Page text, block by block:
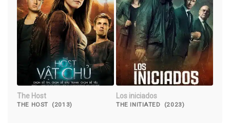
The Host
THE HOST (2013)
Los iniciados
THE INITIATED (2023)